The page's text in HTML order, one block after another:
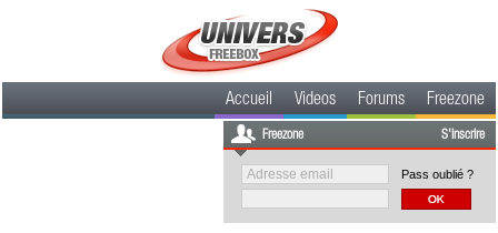
Accueil Videos Forums Freezone
Freezone S'inscrire
Pass oublié ?